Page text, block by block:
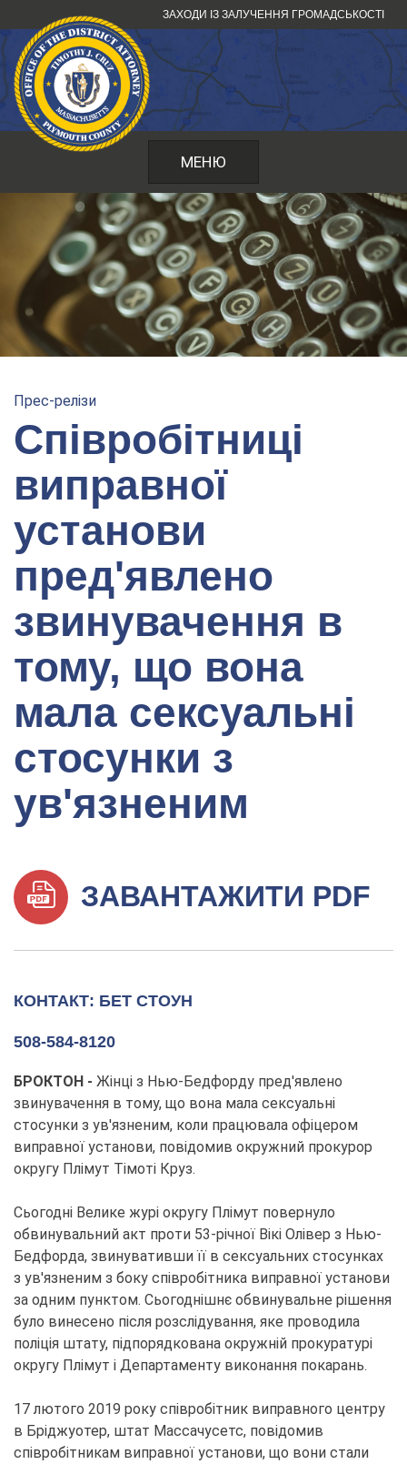
до
змісту
ЗАХОДИ ІЗ ЗАЛУЧЕННЯ ГРОМАДСЬКОСТІ
МЕНЮ
Прес-релізи
Співробітниці
виправної
установи
пред'явлено
звинувачення в
тому, що вона
мала сексуальні
стосунки з
ув'язненим
ЗАВАНТАЖИТИ PDF
КОНТАКТ: БЕТ СТОУН
508-584-8120
БРОКТОН - Жінці з Нью-Бедфорду пред'явлено
звинувачення в тому, що вона мала сексуальні
стосунки з ув'язненим, коли працювала офіцером
виправної установи, повідомив окружний прокурор
округу Плімут Тімоті Круз.
Сьогодні Велике журі округу Плімут повернуло
обвинувальний акт проти 53-річної Вікі Олівер з Нью-
Бедфорда, звинувативши її в сексуальних стосунках
з ув'язненим з боку співробітника виправної установи
за одним пунктом. Сьогоднішнє обвинувальне рішення
було винесено після розслідування, яке проводила
поліція штату, підпорядкована окружній прокуратурі
округу Плімут і Департаменту виконання покарань.
17 лютого 2019 року співробітник виправного центру
в Бріджуотер, штат Массачусетс, повідомив
співробітникам виправної установи, що вони стали